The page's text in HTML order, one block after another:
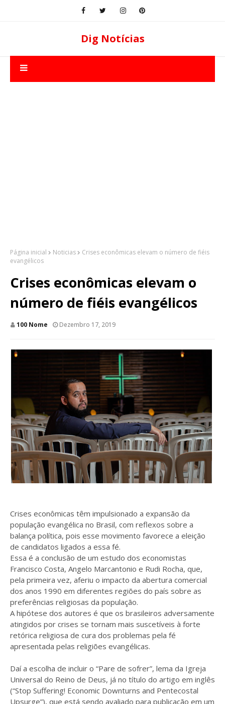
Dig Notícias
Página inicial Noticias
Crises econômicas elevam o número de fiéis
evangélicos
Crises econômicas elevam o
número de fiéis evangélicos
100 Nome Dezembro 17, 2019
Crises econômicas têm impulsionado a expansão da
população evangélica no Brasil, com reflexos sobre a
balança política, pois esse movimento favorece a eleição
de candidatos ligados a essa fé.
Essa é a conclusão de um estudo dos economistas
Francisco Costa, Angelo Marcantonio e Rudi Rocha, que,
pela primeira vez, aferiu o impacto da abertura comercial
dos anos 1990 em diferentes regiões do país sobre as
preferências religiosas da população.
A hipótese dos autores é que os brasileiros adversamente
atingidos por crises se tornam mais suscetíveis à forte
retórica religiosa de cura dos problemas pela fé
apresentada pelas religiões evangélicas.
Daí a escolha de incluir o “Pare de sofrer”, lema da Igreja
Universal do Reino de Deus, já no título do artigo em inglês
(“Stop Suffering! Economic Downturns and Pentecostal
Upsurge”), que está sendo avaliado para publicação em um